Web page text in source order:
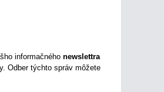
informačného newslettra
Odber týchto správ môžete